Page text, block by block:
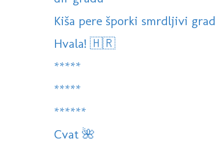
Kiša pere šporki smrdljivi grad
Hvala! 🇭🇷
*****
*****
******
Cvat 🌺